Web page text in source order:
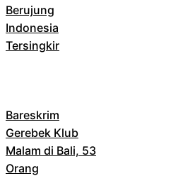
Berujung
Indonesia
Tersingkir
Bareskrim
Gerebek Klub
Malam di Bali, 53
Orang